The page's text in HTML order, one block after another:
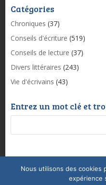
Catégories
Chroniques (37)
Conseils d'écriture (519)
Conseils de lecture (37)
Divers littéraires (243)
Vie d'écrivains (43)
Entrez un mot clé et
Mentions légales &
Nous utilisons des cookies
expérience